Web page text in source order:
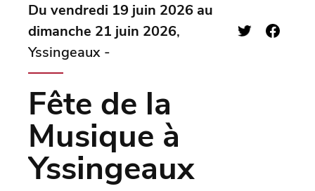
Du vendredi 19 juin 2026 au
dimanche 21 juin 2026,
Yssingeaux -
Fête de la
Musique à
Yssingeaux